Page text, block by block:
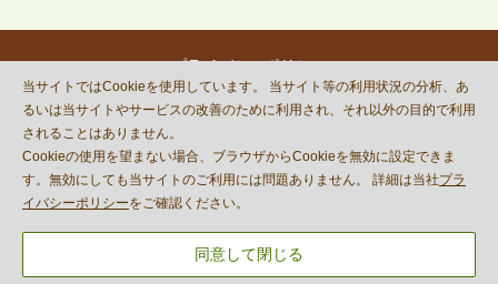
プライバシーポリシー
© DECOBOCO BASE Co.,Ltd.
and Terms of Serviceapply.
当サイトではCookieを使用しています。 当サイト等の利用状況の分析、あ
るいは当サイトやサービスの改善のために利用され、それ以外の目的で利用
されることはありません。
Cookieの使用を望まない場合、ブラウザからCookieを無効に設定できま
す。無効にしても当サイトのご利用には問題ありません。 詳細は当社プラ
イバシーポリシーをご確認ください。
同意して閉じる